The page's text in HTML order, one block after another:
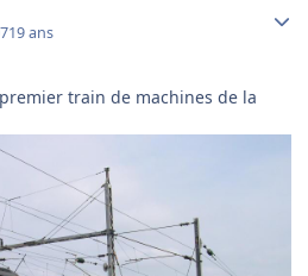
19 ans
train de machines de la